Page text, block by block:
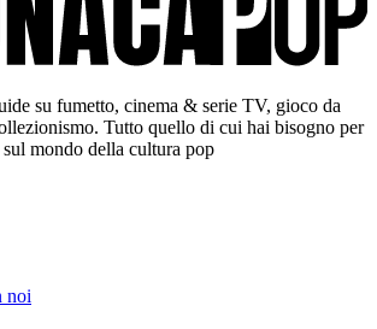
su fumetto, cinema & serie TV, gioco da
Tutto quello di cui hai bisogno per
mondo della cultura pop
noi